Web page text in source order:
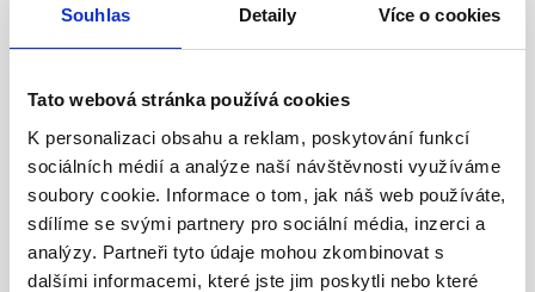
Souhlas Detaily Více o cookies
Tato webová stránka používá cookies
K personalizaci obsahu a reklam, poskytování funkcí
sociálních médií a analýze naší návštěvnosti využíváme
soubory cookie. Informace o tom, jak náš web používáte,
sdílíme se svými partnery pro sociální média, inzerci a
analýzy. Partneři tyto údaje mohou zkombinovat s
dalšími informacemi, které jste jim poskytli nebo které
Foto námi vyrobeného